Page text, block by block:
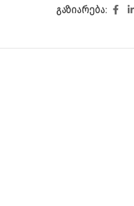
გაზიარება: